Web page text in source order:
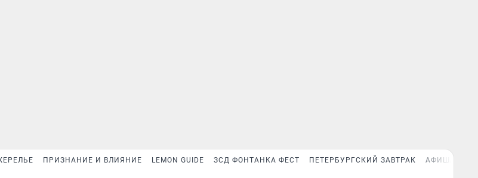
ПРИЗНАНИЕ И ВЛИЯНИЕ LEMON GUIDE ЗСД ФОНТАНКА ФЕСТ ПЕТЕРБУРГСКИЙ ЗАВТРАК АФИША PLUS